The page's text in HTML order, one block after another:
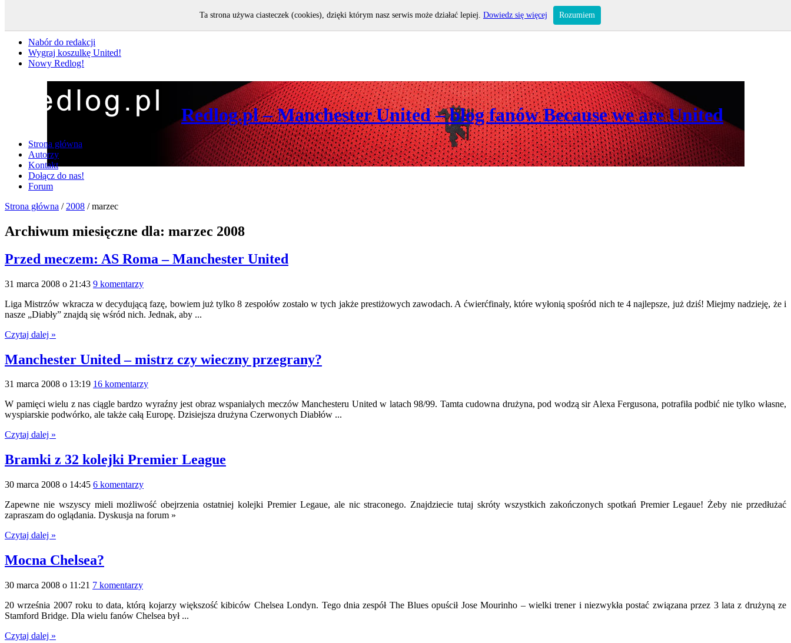
Nabór do redakcji
Wygraj koszulkę United!
Nowy Redlog!
Redlog.pl – Manchester United – blog fanów Because we are United
Strona główna
Autorzy
Kontakt
Dołącz do nas!
Forum
Strona główna / 2008 /marzec
Archiwum miesięczne dla: marzec 2008
Przed meczem: AS Roma – Manchester United
31 marca 2008 o 21:43 9 komentarzy
Liga Mistrzów wkracza w decydującą fazę, bowiem już tylko 8 zespołów zostało w tych jakże prestiżowych zawodach. A ćwierćfinały, które wyłonią spośród nich te 4 najlepsze, już dziś! Miejmy nadzieję, że i
nasze „Diabły” znajdą się wśród nich. Jednak, aby ...
Czytaj dalej »
Manchester United – mistrz czy wieczny przegrany?
31 marca 2008 o 13:19 16 komentarzy
W pamięci wielu z nas ciągle bardzo wyraźny jest obraz wspaniałych meczów Manchesteru United w latach 98/99. Tamta cudowna drużyna, pod wodzą sir Alexa Fergusona, potrafiła podbić nie tylko własne,
wyspiarskie podwórko, ale także całą Europę. Dzisiejsza drużyna Czerwonych Diabłów ...
Czytaj dalej »
Bramki z 32 kolejki Premier League
30 marca 2008 o 14:45 6 komentarzy
Zapewne nie wszyscy mieli możliwość obejrzenia ostatniej kolejki Premier Legaue, ale nic straconego. Znajdziecie tutaj skróty wszystkich zakończonych spotkań Premier Legaue! Żeby nie przedłużać
zapraszam do oglądania. Dyskusja na forum »
Czytaj dalej »
Mocna Chelsea?
30 marca 2008 o 11:21 7 komentarzy
20 września 2007 roku to data, którą kojarzy większość kibiców Chelsea Londyn. Tego dnia zespół The Blues opuścił Jose Mourinho – wielki trener i niezwykła postać związana przez 3 lata z drużyną ze
Stamford Bridge. Dla wielu fanów Chelsea był ...
Czytaj dalej »
Ta strona używa ciasteczek (cookies), dzięki którym nasz serwis może działać lepiej. Dowiedz się więcej Rozumiem